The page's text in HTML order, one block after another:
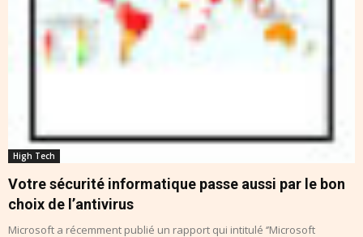
High Tech
Votre sécurité informatique passe aussi par le bon
Microsoft a récemment publié un rapport qui intitulé ‘’Microsoft